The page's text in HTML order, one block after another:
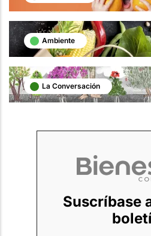
Ambiente
La Conversación
Suscríbase